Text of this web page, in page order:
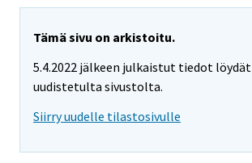
Tämä sivu on arkistoitu.
5.4.2022 jälkeen julkaistut tiedot löydät
uudistetulta sivustolta.
Siirry uudelle tilastosivulle